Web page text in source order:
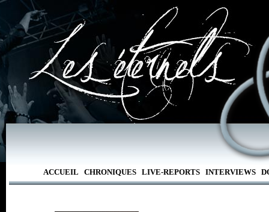
ACCUEIL CHRONIQUES LIVE-REPORTS INTERVIEWS